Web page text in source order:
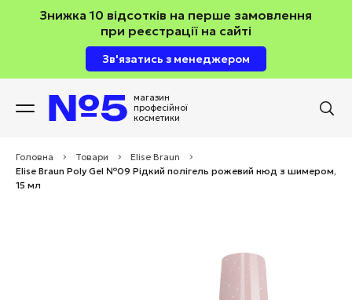
Знижка 10 відсотків на перше замовлення
при реєстрації на сайті
Зв'язатись з менеджером
магазин
професійної
косметики
Головна > Товари > Elise Braun
>
Elise Braun Poly Gel №09 Рідкий полігель рожевий нюд з шимером,
15 мл